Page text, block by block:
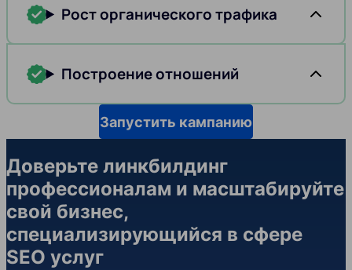
Рост органического трафика
Построение отношений
Запустить кампанию
Доверьте линкбилдинг
профессионалам и масштабируйте
свой бизнес,
специализирующийся в сфере
SEO услуг